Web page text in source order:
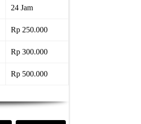
24 Jam
Rp 250.000
Rp 300.000
Rp 500.000